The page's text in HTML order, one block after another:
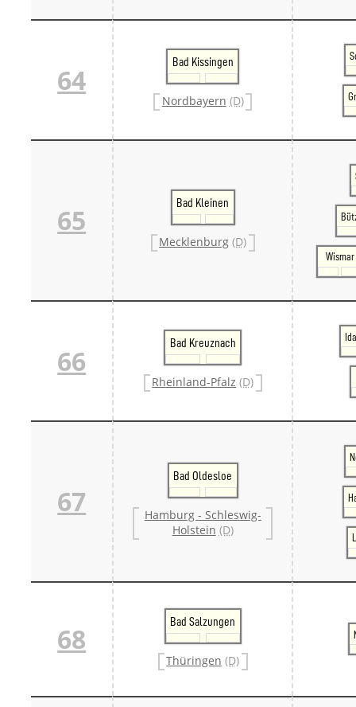
64
Bad Kissingen
Nordbayern (D)
65
Bad Kleinen
Mecklenburg (D)
Wismar
66
Bad Kreuznach
Rheinland-Pfalz (D)
67
Bad Oldesloe
Hamburg - Schleswig-
Holstein (D)
68
Bad Salzungen
Thüringen (D)